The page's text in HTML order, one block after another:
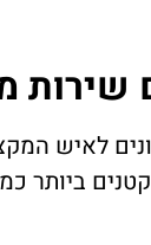
לאיש
ביותר